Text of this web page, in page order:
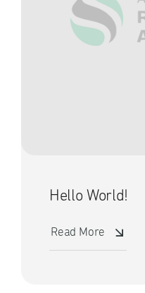
Hello World!
Read More